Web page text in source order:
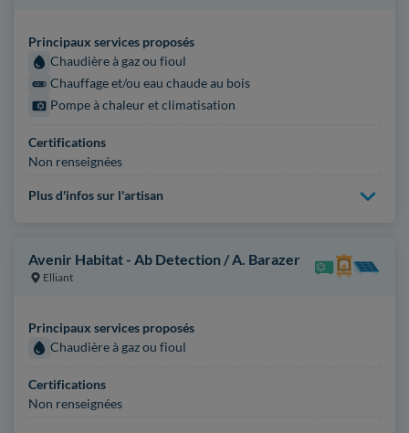
Principaux services proposés
Chaudière à gaz ou fioul
Chauffage et/ou eau chaude au bois
Pompe à chaleur et climatisation
Certifications
Non renseignées
Plus d'infos sur l'artisan
Avenir Habitat - Ab Detection / A. Barazer
Elliant
Principaux services proposés
Chaudière à gaz ou fioul
Certifications
Non renseignées